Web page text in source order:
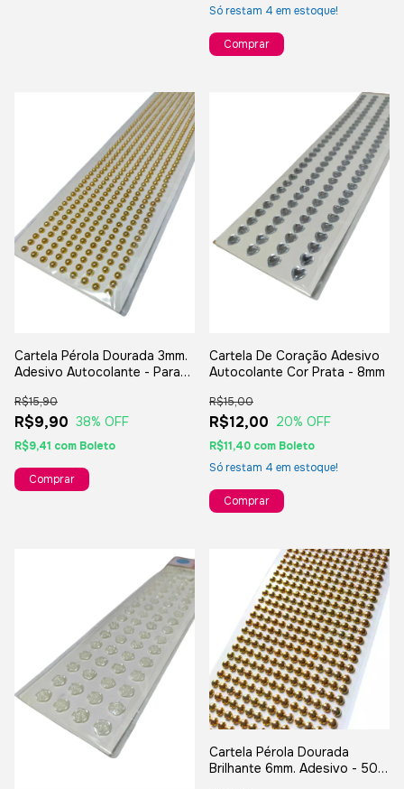
Só restam 4 em estoque!
Cartela Pérola Dourada 3mm.
Adesivo Autocolante - Para
R$9,90
R$15,90
38% OFF
R$9,41 com Boleto
Cartela De Coração Adesivo
Autocolante Cor Prata - 8mm
R$12,00
R$15,00
20% OFF
R$11,40 com Boleto
Só restam 4 em estoque!
Cartela Pérola Dourada
Brilhante 6mm. Adesivo - 504